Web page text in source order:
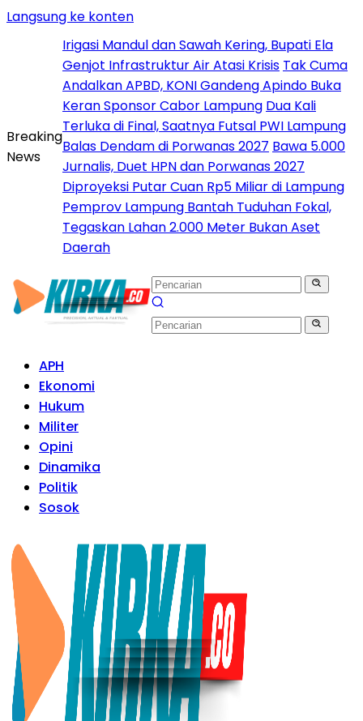
Langsung ke konten
Breaking
News
Irigasi Mandul dan Sawah Kering, Bupati Ela
Genjot Infrastruktur Air Atasi Krisis Tak Cuma
Andalkan APBD, KONI Gandeng Apindo Buka
Keran Sponsor Cabor Lampung Dua Kali
Terluka di Final, Saatnya Futsal PWI Lampung
Balas Dendam di Porwanas 2027 Bawa 5.000
Jurnalis, Duet HPN dan Porwanas 2027
Diproyeksi Putar Cuan Rp5 Miliar di Lampung
Pemprov Lampung Bantah Tuduhan Fokal,
Tegaskan Lahan 2.000 Meter Bukan Aset
Daerah
APH
Ekonomi
Hukum
Militer
Opini
Dinamika
Politik
Sosok